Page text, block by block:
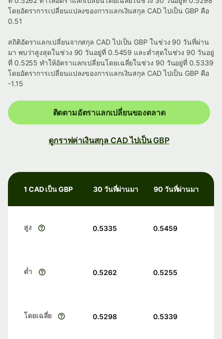
โดยอัตราการเปลี่ยนแปลงของการแลกเงินสกุล CAD ไปเป็น GBP คือ
0.51
สถิติอัตราแลกเปลี่ยนจากสกุล CAD ไปเป็น GBP ในช่วง 90 วันที่ผ่าน
มา พบว่าสูงสุดในช่วง 90 วันอยู่ที่ 0.5459 และต่ำสุดในช่วง 90 วันอยู่
ที่ 0.5255 ทำให้อัตราแลกเปลี่ยนโดยเฉลี่ยในช่วง 90 วันอยู่ที่ 0.5339
โดยอัตราการเปลี่ยนแปลงของการแลกเงินสกุล CAD ไปเป็น GBP คือ
-1.15
ติดตามอัตราแลกเปลี่ยนของตลาด
ดูกราฟค่าเงินสกุล CAD ไปเป็น GBP
1 CAD เป็น GBP 30 วันที่ผ่านมา 90 วันที่ผ่านมา
สูง 0.5335 0.5459
ต่ำ 0.5262 0.5255
โดยเฉลี่ย 0.5298 0.5339